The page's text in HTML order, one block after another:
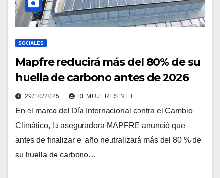
SOCIALES
Mapfre reducirá más del 80% de su
huella de carbono antes de 2026
29/10/2025 DEMUJERES.NET
En el marco del Día Internacional contra el Cambio
Climático, la aseguradora MAPFRE anunció que
antes de finalizar el año neutralizará más del 80 % de
su huella de carbono…